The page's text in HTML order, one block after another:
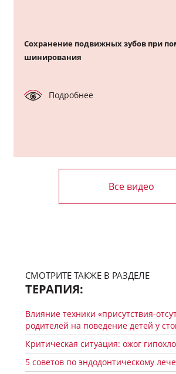
Сохранение подвижных зубов при
шинирования
Подробнее
Все видео
СМОТРИТЕ ТАКЖЕ В РАЗДЕЛЕ
ТЕРАПИЯ:
Влияние техники «присутствия-
родителей на поведение детей у
Критическая ситуация: ожог
5 советов по эндодонтическому